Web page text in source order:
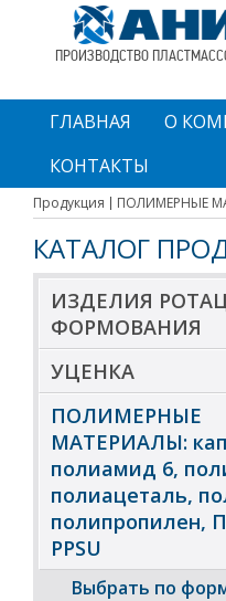
ПРОИЗВОДСТВО
ГЛАВНАЯ О
КОНТАКТЫ
Продукция ПОЛИМЕРНЫЕ
КАТАЛОГ
ИЗДЕЛИЯ
ФОРМОВАНИЯ
УЦЕНКА
ПОЛИМЕРНЫЕ
МАТЕРИАЛЫ:
полиамид 6,
полиацеталь,
полипропилен,
PPSU
Выбрать по